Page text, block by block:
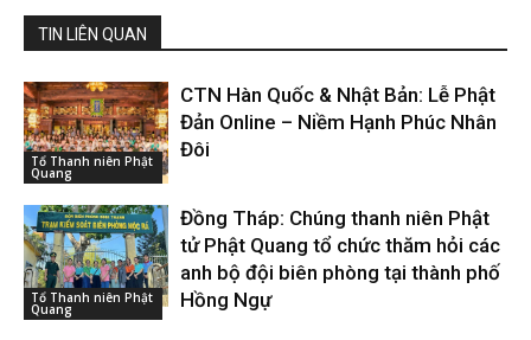
TIN LIÊN QUAN
Tổ Thanh niên Phật
Quang
CTN Hàn Quốc & Nhật Bản: Lễ Phật
Đản Online – Niềm Hạnh Phúc Nhân
Đôi
Tổ Thanh niên Phật
Quang
Đồng Tháp: Chúng thanh niên Phật
tử Phật Quang tổ chức thăm hỏi các
anh bộ đội biên phòng tại thành phố
Hồng Ngự